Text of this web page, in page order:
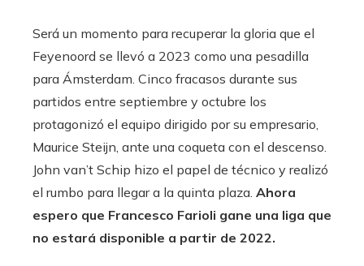
Será un momento para recuperar la gloria que el
Feyenoord se llevó a 2023 como una pesadilla
para Ámsterdam. Cinco fracasos durante sus
partidos entre septiembre y octubre los
protagonizó el equipo dirigido por su empresario,
Maurice Steijn, ante una coqueta con el descenso.
John van’t Schip hizo el papel de técnico y realizó
el rumbo para llegar a la quinta plaza. Ahora
espero que Francesco Farioli gane una liga que
no estará disponible a partir de 2022.